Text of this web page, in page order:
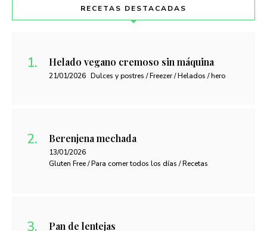
RECETAS DESTACADAS
Helado vegano cremoso sin máquina
21/01/2026 Dulces y postres / Freezer / Helados / hero
Berenjena mechada
13/01/2026
Gluten Free / Para comer todos los días / Recetas
Pan de lentejas